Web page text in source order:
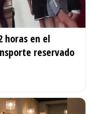
horas en el
reservado